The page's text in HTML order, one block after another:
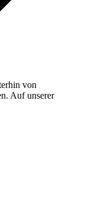
von
Auf unserer